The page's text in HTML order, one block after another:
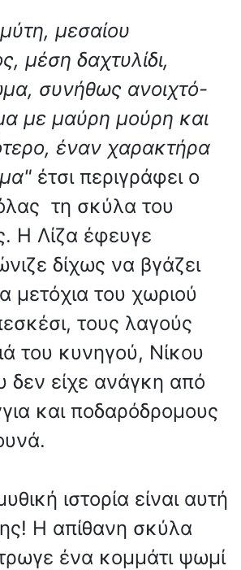
μεσαίου
μέση δαχτυλίδι,
συνήθως ανοιχτό-
με μαύρη μούρη και
έναν χαρακτήρα
έτσι περιγράφει ο
τη σκύλα του
Η Λίζα έφευγε
δίχως να βγάζει
μετόχια του χωριού
τους λαγούς
του κυνηγού, Νίκου
δεν είχε ανάγκη από
και ποδαρόδρομους
ιστορία είναι αυτή
Η απίθανη σκύλα
ένα κομμάτι ψωμί